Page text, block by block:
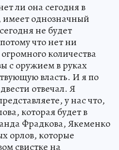
ли она сегодня в
однозначный
не будет
что нет ни
количества
с оружием в руках
власть. И я по
отвечал. Я
у нас что,
которая будет в
Фрадкова, Якеменко
орлов, которые
свистке на